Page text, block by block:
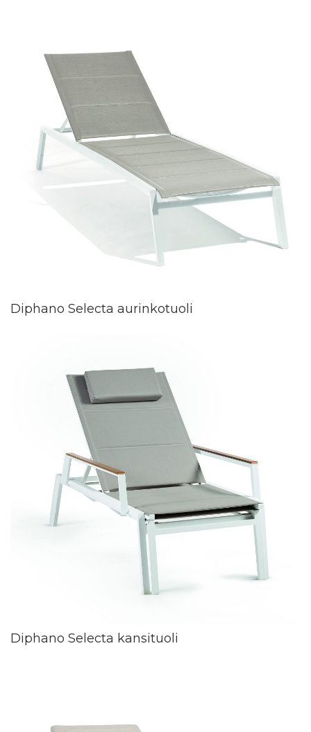
Diphano Selecta aurinkotuoli
Diphano Selecta kansituoli